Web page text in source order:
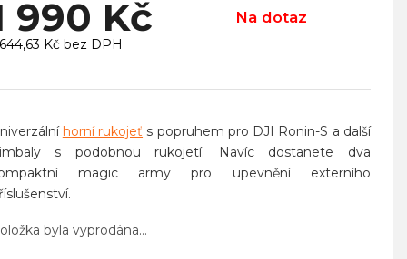
990 Kč Na dotaz
Kč bez DPH
byla vyprodána…
horní rukojeť s popruhem pro DJI Ronin-S a další
s podobnou rukojetí. Navíc dostanete dva
magic army pro upevnění externího